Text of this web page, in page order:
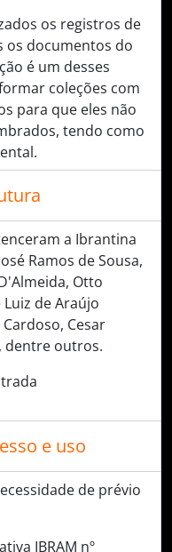
os registros de
os documentos do
é um desses
coleções com
para que eles não
tendo como
a Ibrantina
Ramos de Sousa,
Otto
Luiz de Araújo
Cesar
dentre outros.
e uso
de prévio
IBRAM nº